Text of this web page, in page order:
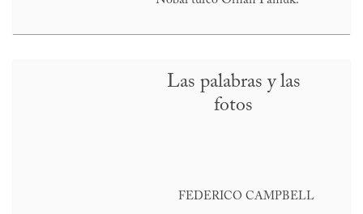
Las palabras y las
fotos
FEDERICO CAMPBELL